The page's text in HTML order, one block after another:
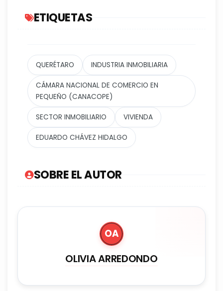
ETIQUETAS
QUERÉTARO INDUSTRIA INMOBILIARIA
CÁMARA NACIONAL DE COMERCIO EN
PEQUEÑO (CANACOPE)
SECTOR INMOBILIARIO VIVIENDA
EDUARDO CHÁVEZ HIDALGO
SOBRE EL AUTOR
OA
OLIVIA ARREDONDO